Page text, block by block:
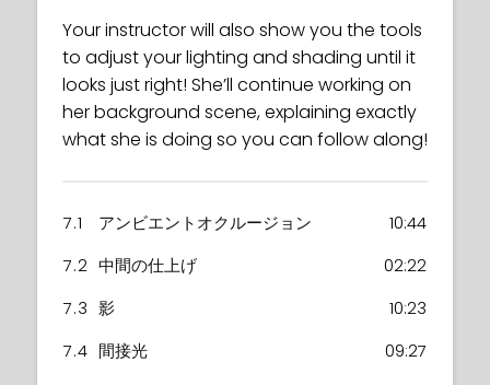
Your instructor will also show you the tools
to adjust your lighting and shading until it
looks just right! She’ll continue working on
her background scene, explaining exactly
what she is doing so you can follow along!
7.1 アンビエントオクルージョン
10:44
7.2 中間の仕上げ
02:22
7.3 影
10:23
7.4 間接光
09:27